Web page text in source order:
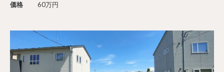
価格
60万円